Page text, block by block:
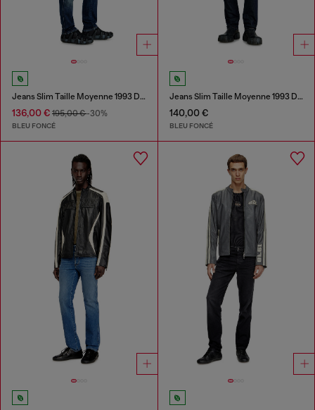
Jeans Slim Taille Moyenne 1993 D-Vyl
136,00 € 195,00 €-30%
BLEU FONCÉ
Jeans Slim Taille Moyenne 1993 D-Vyl
140,00 €
BLEU FONCÉ